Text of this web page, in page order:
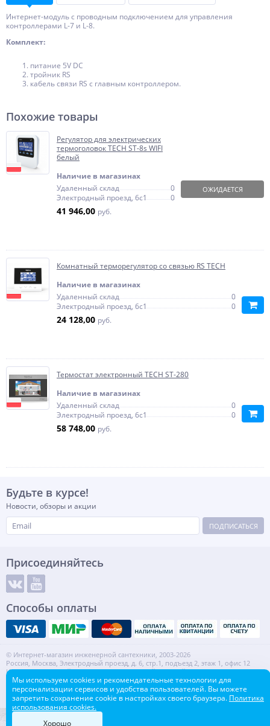
Интернет-модуль с проводным подключением для управления
контроллерами L-7 и L-8.
Комплект:
питание 5V DC
тройник RS
кабель связи RS с главным контроллером.
Похожие товары
Регулятор для электрических
термоголовок TECH ST-8s WIFI
белый
Наличие в магазинах
Удаленный склад
0
Электродный проезд, 6с1
0
41 946,00 руб.
ОЖИДАЕТСЯ
Комнатный терморегулятор со связью RS TECH
Наличие в магазинах
Удаленный склад
0
Электродный проезд, 6с1
0
24 128,00 руб.
Термостат электронный TECH ST-280
Наличие в магазинах
Удаленный склад
0
Электродный проезд, 6с1
0
58 748,00 руб.
Будьте в курсе!
Новости, обзоры и акции
ПОДПИСАТЬСЯ
Присоединяйтесь
Способы оплаты
© Интернет-магазин инженерной сантехники, 2003-2026
Россия, Москва, Электродный проезд, д. 6, стр.1, подъезд 2, этаж 1, офис 12
Информация на сайте не является публичной офертой.
ИНН: 7720553918 КПП: 772001001
Контакты Карта сайта
Мы используем cookies и рекомендательные технологии для
персонализации сервисов и удобства пользователей. Вы можете
запретить сохранение cookie в настройках своего браузера. Политика
использования cookies.
Хорошо